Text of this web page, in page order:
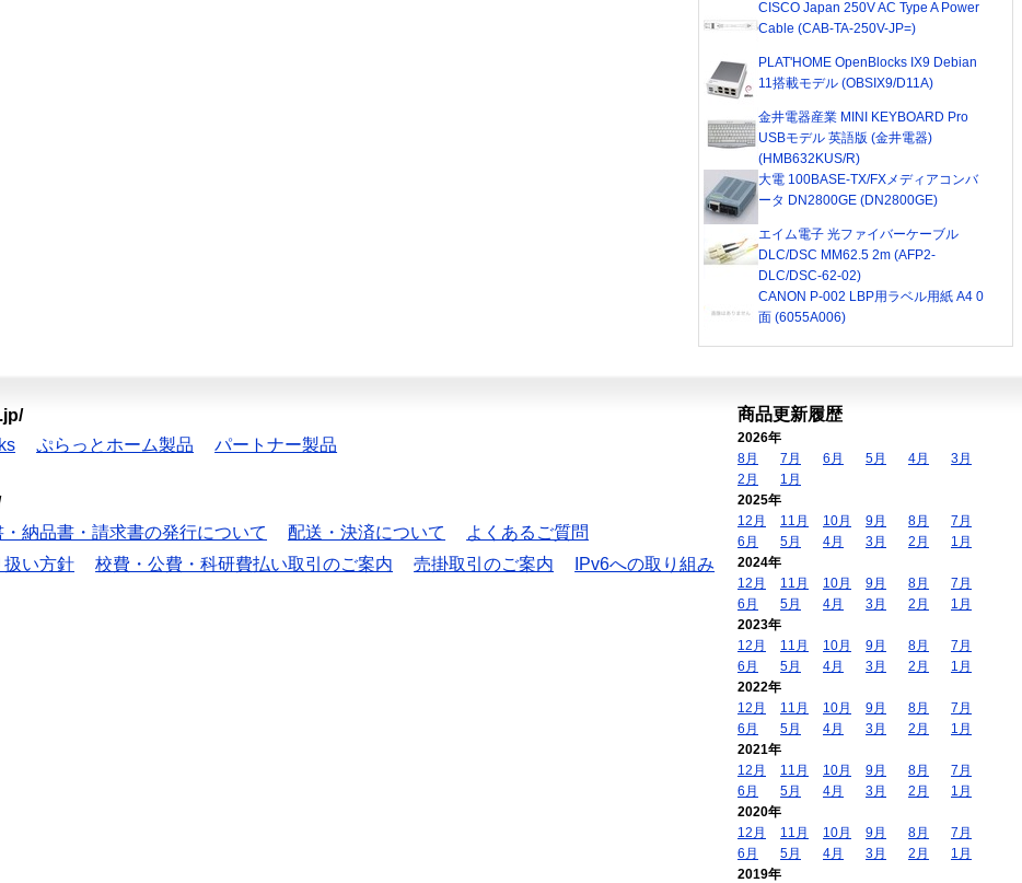
CISCO Japan 250V AC Type A Power
Cable (CAB-TA-250V-JP=)
PLAT'HOME OpenBlocks IX9 Debian
11搭載モデル (OBSIX9/D11A)
金井電器産業 MINI KEYBOARD Pro
USBモデル 英語版 (金井電器)
(HMB632KUS/R)
大電 100BASE-TX/FXメディアコンバ
ータ DN2800GE (DN2800GE)
エイム電子 光ファイバーケーブル
DLC/DSC MM62.5 2m (AFP2-
DLC/DSC-62-02)
CANON P-002 LBP用ラベル用紙 A4 0
面 (6055A006)
ぷらっとホーム製品 パートナー製品
・納品書・請求書の発行について 配送・決済について
よくあるご質問
扱い方針 校費・公費・科研費払い取引のご案内 売掛取引のご案内
IPv6への取り組み
商品更新履歴
2026年
8月
7月 6月 5月 4月
3月
2月
1月
2025年
12月
11月 10月 9月 8月
7月
6月
5月 4月 3月 2月
1月
2024年
12月
11月 10月 9月 8月
7月
6月
5月 4月 3月 2月
1月
2023年
12月
11月 10月 9月 8月
7月
6月
5月 4月 3月 2月
1月
2022年
12月
11月 10月 9月 8月
7月
6月
5月 4月 3月 2月
1月
2021年
12月
11月 10月 9月 8月
7月
6月
5月 4月 3月 2月
1月
2020年
12月
11月 10月 9月 8月
7月
6月
5月 4月 3月 2月
1月
2019年